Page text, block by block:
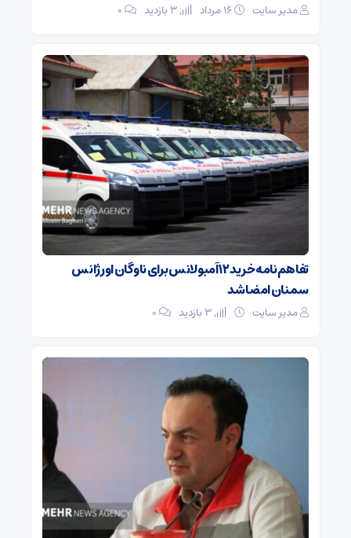
مدیر سایت ۰
تفاهم‌نامه خرید ۱۲ آمبولانس برای ناوگان اورژانس
سمنان امضا شد
مدیر سایت ۰